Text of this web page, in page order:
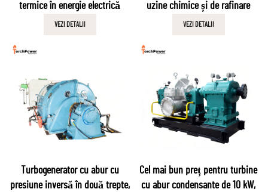
termice în energie electrică
VEZI DETALII
uzine chimice și de rafinare
VEZI DETALII
Turbogenerator cu abur cu
presiune inversă în două trepte,
Cel mai bun preț pentru turbine
cu abur condensante de 10 kW,